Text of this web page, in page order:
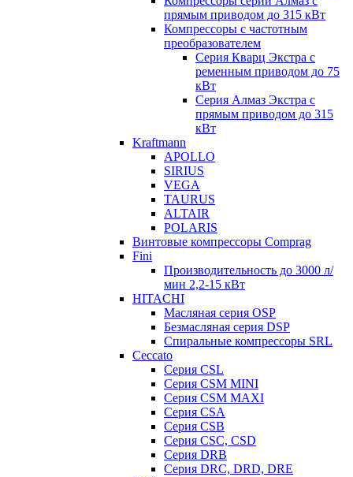
прямым приводом до 315 кВт
Компрессоры с частотным
преобразователем
Серия Кварц Экстра с
ременным приводом до 75
кВт
Серия Алмаз Экстра с
прямым приводом до 315
кВт
Kraftmann
APOLLO
SIRIUS
VEGA
TAURUS
ALTAIR
POLARIS
Винтовые компрессоры Comprag
Fini
Производительность до 3000 л/
мин 2,2-15 кВт
HITACHI
Масляная серия OSP
Безмасляная серия DSP
Спиральные компрессоры SRL
Ceccato
Серия CSL
Серия CSM MINI
Серия CSM MAXI
Серия CSA
Серия CSB
Серия CSC, CSD
Серия DRB
Серия DRC, DRD, DRE